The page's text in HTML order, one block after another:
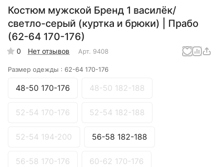
Костюм мужской Бренд 1 василёк/
светло-серый (куртка и брюки) | Прабо
(62-64 170-176)
0 Нет отзывов Арт. 9408
Размер одежды : 62-64 170-176
48-50 170-176 48-50 182-188
52-54 170-176 52-54 182-188
52-54 194-200 56-58 182-188
56-58 170-176 60-62 170-176